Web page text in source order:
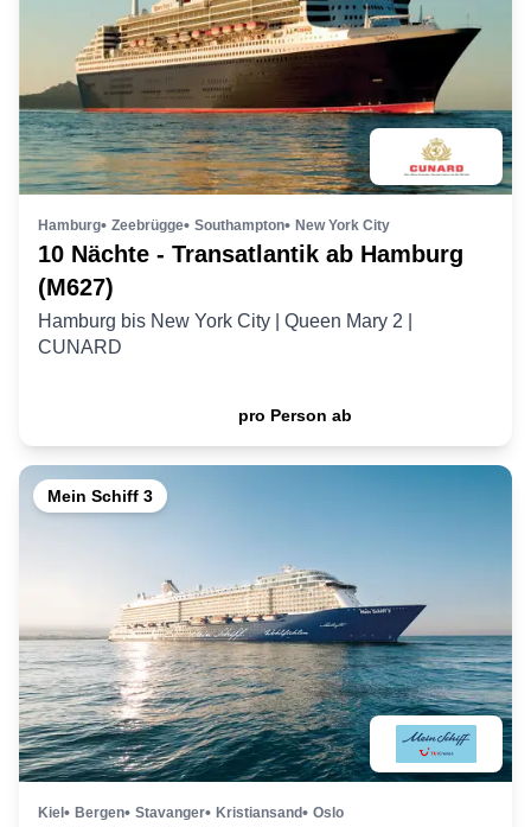
Hamburg Zeebrügge Southampton New York City
10 Nächte - Transatlantik ab Hamburg
(M627)
Hamburg bis New York City Queen Mary 2
CUNARD
pro Person ab
Mein Schiff 3
Kiel Bergen Stavanger Kristiansand Oslo